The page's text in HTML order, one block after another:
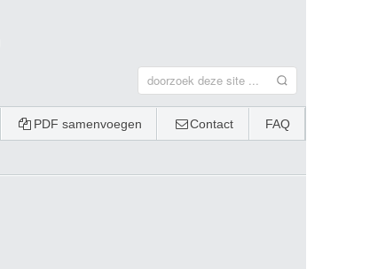
PDF samenvoegen Contact FAQ